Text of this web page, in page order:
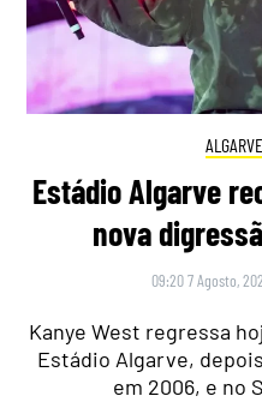
ALGARVE
Estádio Algarve
nova
09:20 7 Agosto,
Kanye West regressa
Estádio Algarve,
em 2006, e no